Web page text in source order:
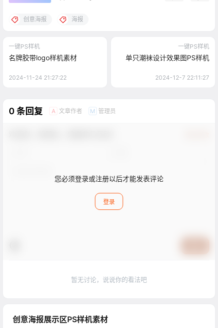
创意海报 海报
一键PS样机
名牌胶带logo样机素材
2024-11-24 21:27:22
一键PS样机
单只潮袜设计效果图PS样机
2024-12-7 22:11:27
0 条回复 A 文章作者 M 管理员
您必须登录或注册以后才能发表评论
登录
暂无讨论，说说你的看法吧
创意海报展示区PS样机素材